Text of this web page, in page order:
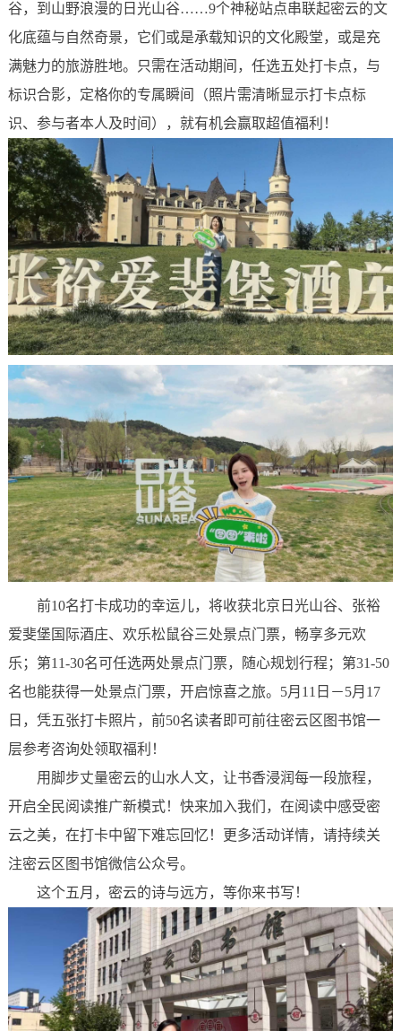
谷，到山野浪漫的日光山谷……9个神秘站点串联起密云的文
化底蕴与自然奇景，它们或是承载知识的文化殿堂，或是充
满魅力的旅游胜地。只需在活动期间，任选五处打卡点，与
标识合影， 定格你的专属瞬间（照片需清晰显示打卡点标
识、参与者本人及时间），就有机会赢取超值福利！
前10名打卡成功的幸运儿，将收获北京日光山谷、张裕
爱斐堡国际酒庄、欢乐松鼠谷三处景点门票，畅享多元欢
乐；第11-30名可任选两处景点门票，随心规划行程；第31-50
名也能获得一处景点门票，开启惊喜之旅。5月11日－5月17
日，凭五张打卡照片，前50名读者即可前往密云区图书馆一
层参考咨询处领取福利！
用脚步丈量密云的山水人文，让书香浸润每一段旅程，
开启全民阅读推广新模式！快来加入我们，在阅读中感受密
云之美，在打卡中留下难忘回忆！更多活动详情，请持续关
注密云区图书馆微信公众号。
这个五月，密云的诗与远方，等你来书写！